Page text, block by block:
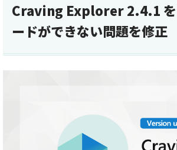
Craving Explorer 2.4.1 を
ードができない問題を修正